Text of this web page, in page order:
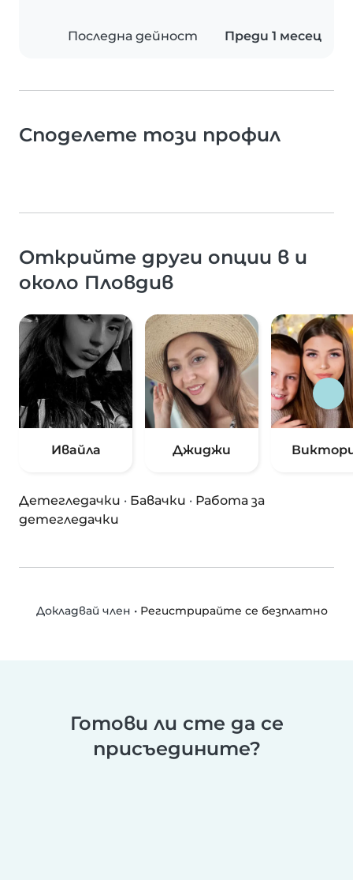
Последна дейност Преди 1 месец
Споделете този профил
Открийте други опции в и
около Пловдив
Ивайла Джиджи
Детегледачки · Бавачки · Работа за
детегледачки
Докладвай член • Регистрирайте се безплатно
Готови ли сте да се
присъедините?